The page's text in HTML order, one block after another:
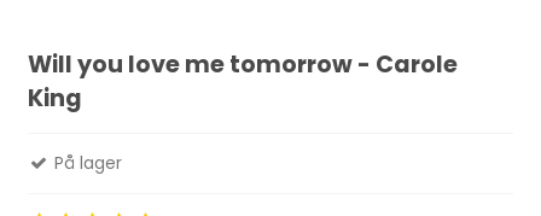
Will you love me tomorrow - Carole
King
På lager